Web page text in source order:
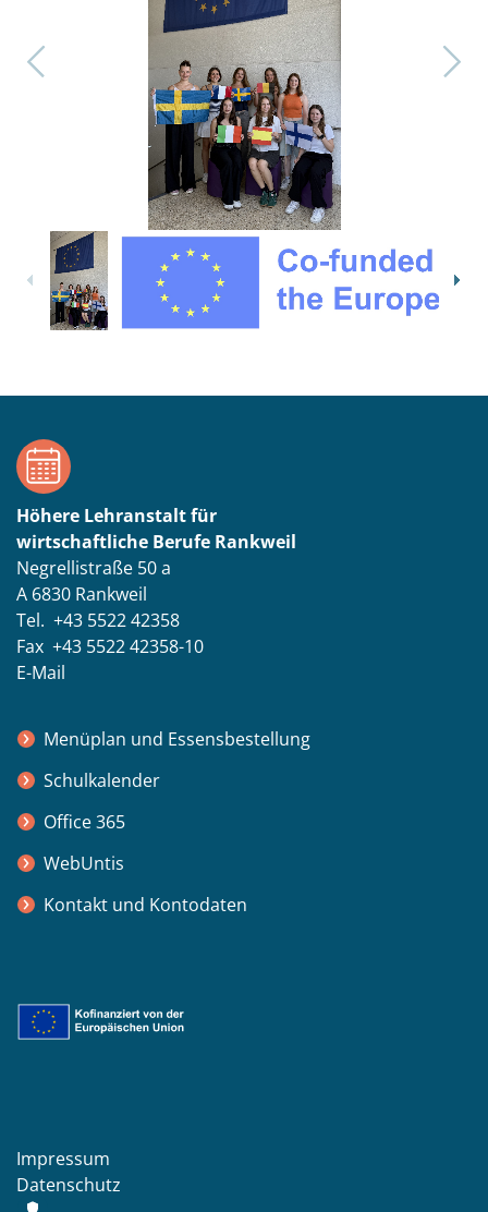
Höhere Lehranstalt für
wirtschaftliche Berufe Rankweil
Negrellistraße 50 a
A 6830 Rankweil
Tel. +43 5522 42358
Fax +43 5522 42358-10
E-Mail
Menüplan und Essensbestellung
Schulkalender
Office 365
WebUntis
Kontakt und Kontodaten
Impressum
Datenschutz